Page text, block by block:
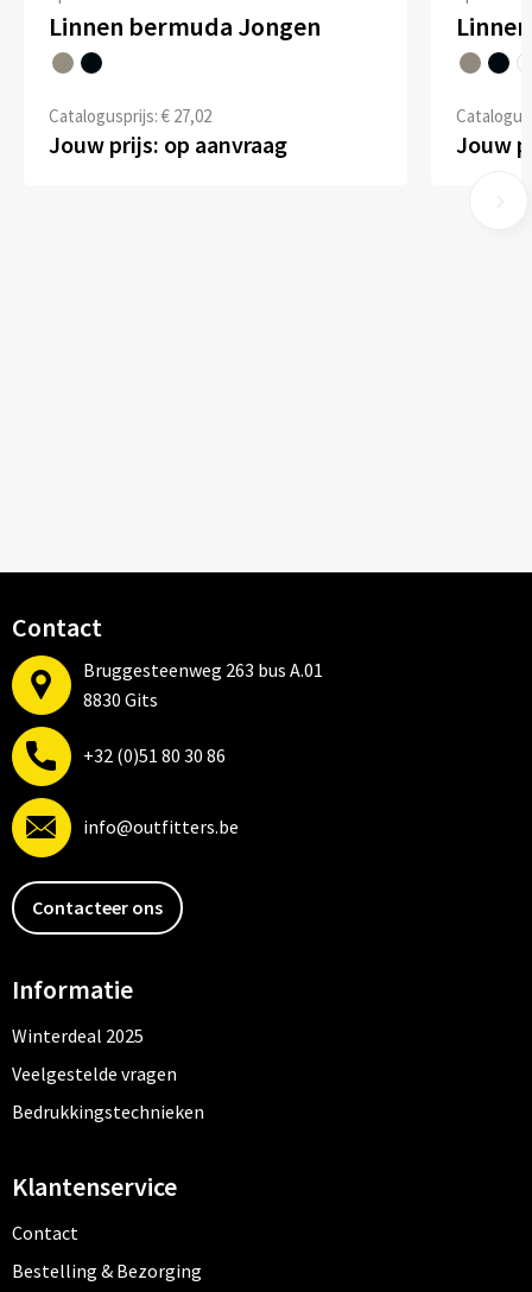
Linnen bermuda Jongen
Catalogusprijs: € 27,02
Jouw prijs: op aanvraag Jouw
Contact
Bruggesteenweg 263 bus A.01
8830 Gits
+32 (0)51 80 30 86
info@outfitters.be
Contacteer ons
Informatie
Winterdeal 2025
Veelgestelde vragen
Bedrukkingstechnieken
Klantenservice
Contact
Bestelling & Bezorging